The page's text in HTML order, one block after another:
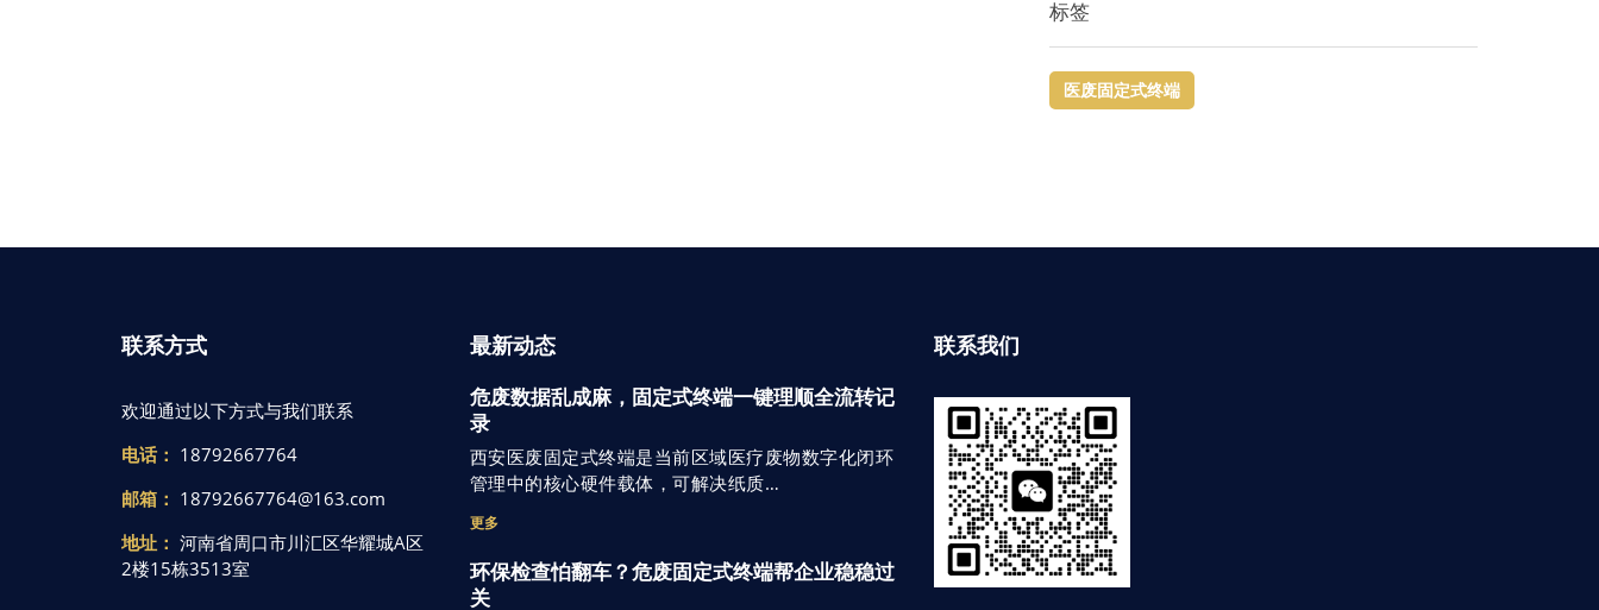
标签
医废固定式终端
联系方式
欢迎通过以下方式与我们联系
电话： 18792667764
邮箱： 18792667764@163.com
地址： 河南省周口市川汇区华耀城A区
2楼15栋3513室
最新动态
危废数据乱成麻，固定式终端一键理顺全流转记
录
西安医废固定式终端是当前区域医疗废物数字化闭环
管理中的核心硬件载体，可解决纸质…
更多
环保检查怕翻车？危废固定式终端帮企业稳稳过
关
联系我们